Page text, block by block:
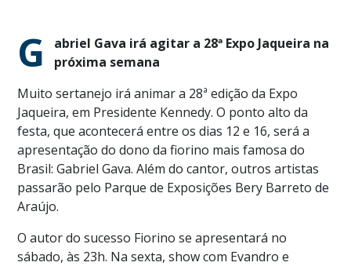
G
abriel Gava irá agitar a 28ª Expo Jaqueira na
próxima semana
Muito sertanejo irá animar a 28ª edição da Expo
Jaqueira, em Presidente Kennedy. O ponto alto da
festa, que acontecerá entre os dias 12 e 16, será a
apresentação do dono da fiorino mais famosa do
Brasil: Gabriel Gava. Além do cantor, outros artistas
passarão pelo Parque de Exposições Bery Barreto de
Araújo.
O autor do sucesso Fiorino se apresentará no
sábado, às 23h. Na sexta, show com Evandro e